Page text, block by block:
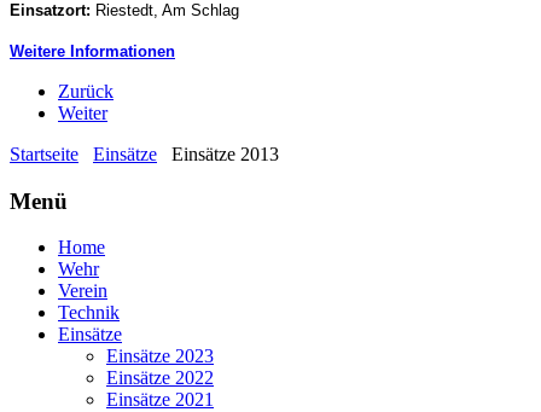
Einsatzort: Riestedt, Am Schlag
Weitere Informationen
Zurück
Weiter
Startseite
Einsätze Einsätze 2013
Menü
Home
Wehr
Verein
Technik
Einsätze
Einsätze 2023
Einsätze 2022
Einsätze 2021